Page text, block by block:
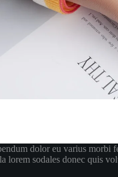
dolor eu varius morbi
lorem sodales donec quis